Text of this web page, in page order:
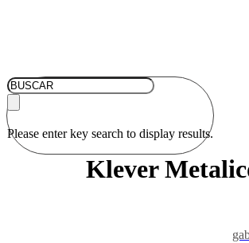
Please enter key search to display results.
Klever